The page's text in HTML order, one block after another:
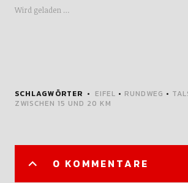
Wird geladen …
SCHLAGWÖRTER EIFEL • RUNDWEG •
ZWISCHEN 15 UND 20 KM
0 KOMMENTARE